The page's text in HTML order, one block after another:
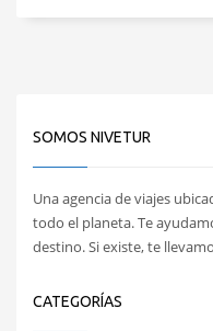
SOMOS NIVETUR
Una agencia de viajes
todo el planeta. Te
destino. Si existe, te
CATEGORÍAS